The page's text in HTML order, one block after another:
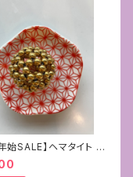
始SALE】ヘマタイト ゴ
ーティング